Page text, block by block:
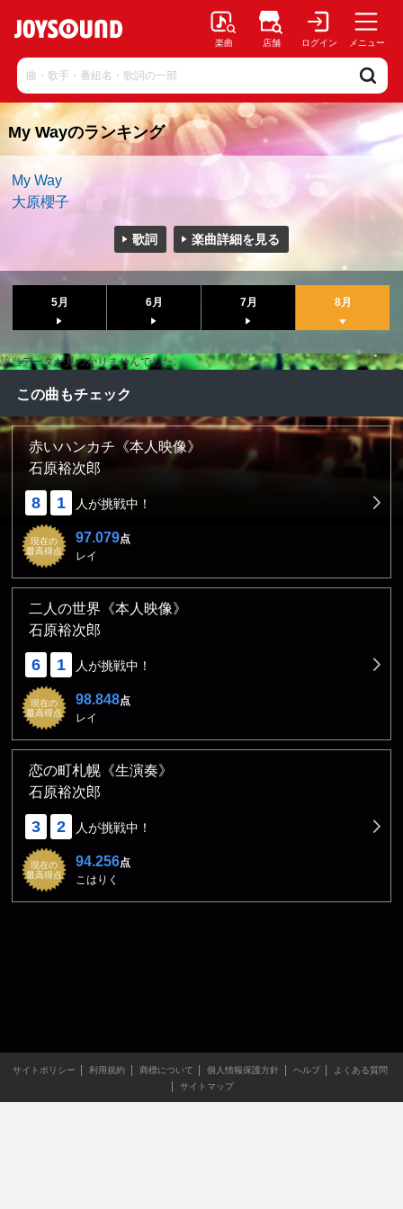
楽曲 店舗 ログイン メニュー
My Wayのランキング
My Way
大原櫻子
歌詞 楽曲詳細を見る
5月 6月 7月 8月
該当データが見つかりませんでした。
この曲もチェック
赤いハンカチ《本人映像》
石原裕次郎
8 1 人が挑戦中！
現在の
最高得点
97.079点
レイ
二人の世界《本人映像》
石原裕次郎
6 1 人が挑戦中！
現在の
最高得点
98.848点
レイ
恋の町札幌《生演奏》
石原裕次郎
3 2 人が挑戦中！
現在の
最高得点
94.256点
こはりく
サイトポリシー 利用規約 商標について 個人情報保護方針 ヘルプ
よくある質問
サイトマップ